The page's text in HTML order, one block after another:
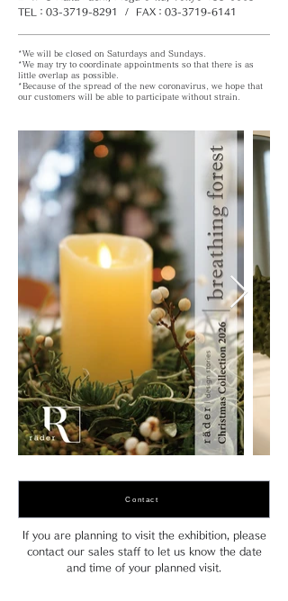
TEL：03-3719-8291 / FAX：03-3719-6141
*We will be closed on Saturdays and Sundays.
*We may try to coordinate appointments so that there is as
little overlap as possible.
*Because of the spread of the new coronavirus, we hope that
our customers will be able to participate without strain.
Contact
If you are planning to visit the exhibition, please
contact our sales staff to let us know the date
and time of your planned visit.